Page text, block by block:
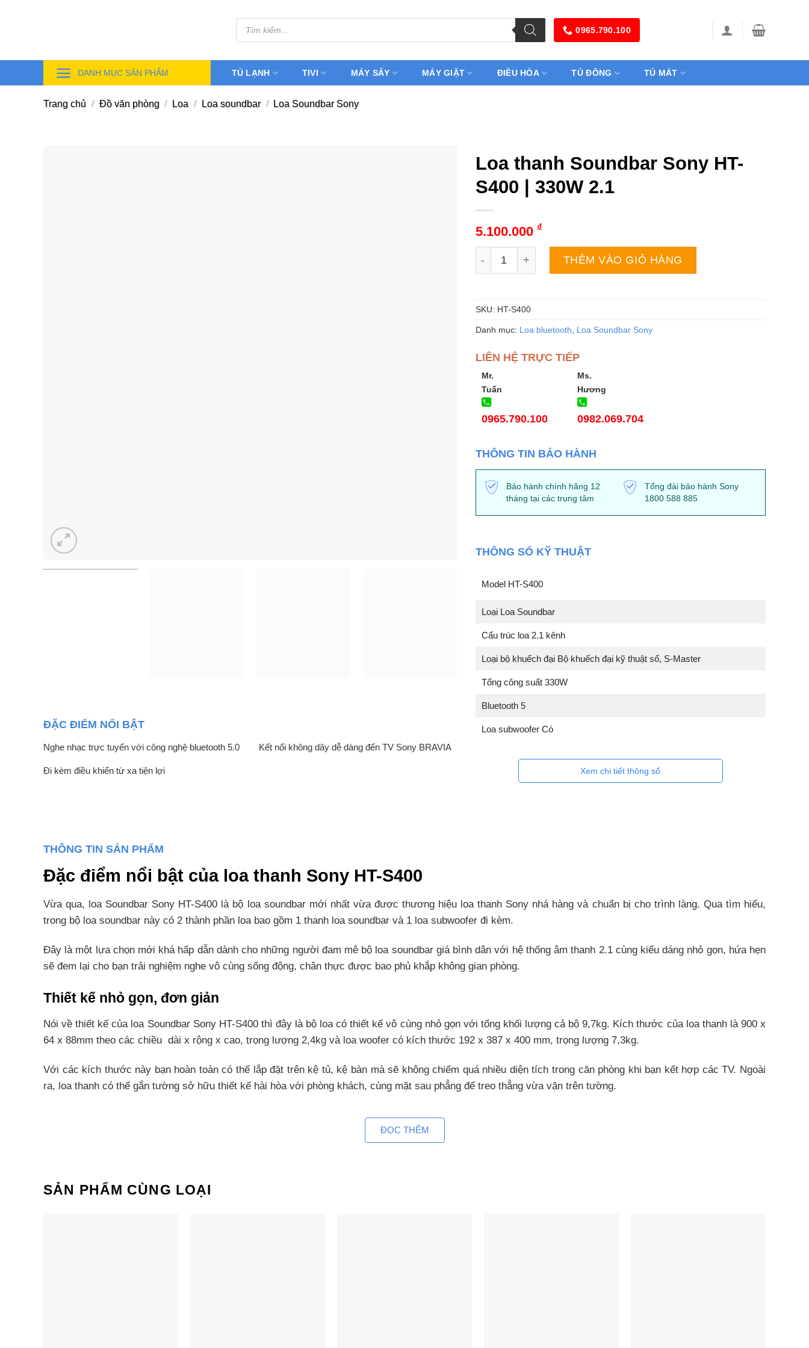
Tìm
kiếm
sản
0965.790.100
DANH MỤC SẢN PHẨM TỦ LẠNH TIVI MÁY SẤY MÁY GIẶT ĐIỀU HÒA TỦ ĐÔNG TỦ MÁT
Trang chủ / Đồ văn phòng / Loa / Loa soundbar / Loa Soundbar Sony
ĐẶC ĐIỂM NỔI BẬT
Nghe nhạc trực tuyến với công nghệ bluetooth 5.0 Kết nối không dây dễ dàng đến TV Sony BRAVIA
Đi kèm điều khiển từ xa tiện lợi
Loa thanh Soundbar Sony HT-
S400 | 330W 2.1
5.100.000 ₫
Loa thanh Soundbar Sony HT-S400 | 330W 2.1 số lượng
THÊM VÀO GIỎ HÀNG
SKU: HT-S400
Danh mục: Loa bluetooth Loa Soundbar Sony
LIÊN HỆ TRỰC TIẾP
Mr.
Tuấn
0965.790.100
Ms.
Hương
0982.069.704
THÔNG TIN BẢO HÀNH
Bảo hành chính hãng 12
tháng tại các trung tâm
Tổng đài bảo hành Sony
1800 588 885
THÔNG SỐ KỸ THUẬT
Model HT-S400
Loại Loa Soundbar
Cấu trúc loa 2.1 kênh
Loại bộ khuếch đại Bộ khuếch đại kỹ thuật số, S-Master
Tổng công suất 330W
Bluetooth 5
Loa subwoofer Có
Xem chi tiết thông số
THÔNG TIN SẢN PHẨM
Đặc điểm nổi bật của loa thanh Sony HT-S400
Vừa qua, loa Soundbar Sony HT-S400 là bộ loa soundbar mới nhất vừa được thương hiệu loa thanh Sony nhá hàng và chuẩn bị cho trình làng. Qua tìm hiểu,
trong bộ loa soundbar này có 2 thành phần loa bao gồm 1 thanh loa soundbar và 1 loa subwoofer đi kèm.
Đây là một lựa chọn mới khá hấp dẫn dành cho những người đam mê bộ loa soundbar giá bình dân với hệ thống âm thanh 2.1 cùng kiểu dáng nhỏ gọn, hứa hẹn
sẽ đem lại cho bạn trải nghiệm nghe vô cùng sống động, chân thực được bao phủ khắp không gian phòng.
Thiết kế nhỏ gọn, đơn giản
Nói về thiết kế của loa Soundbar Sony HT-S400 thì đây là bộ loa có thiết kế vô cùng nhỏ gọn với tổng khối lượng cả bộ 9,7kg. Kích thước của loa thanh là 900 x
64 x 88mm theo các chiều dài x rộng x cao, trọng lượng 2,4kg và loa woofer có kích thước 192 x 387 x 400 mm, trọng lượng 7,3kg.
Với các kích thước này bạn hoàn toàn có thể lắp đặt trên kệ tủ, kệ bàn mà sẽ không chiếm quá nhiều diện tích trong căn phòng khi bạn kết hợp các TV. Ngoài
ra, loa thanh có thể gắn tường sở hữu thiết kế hài hòa với phòng khách, cùng mặt sau phẳng để treo thẳng vừa vặn trên tường.
Loa Soundbar Sony HT-S400 có tông màu đen cổ điển dễ dàng hòa hợp với nhiều không gian nội thất. Nổi bật với loa thanh là thiết kế màn hình OLED ở mặt
cho bạn nhanh chóng nắm bắt thông tin trạng thái của các chức năng trên điều khiển từ xa, bao gồm nguồn vào, âm lượng và giá trị cài đặt âm thanh như
Chất liệu bảo vệ bảo môi trường
ĐỌC THÊM
SẢN PHẨM CÙNG LOẠI